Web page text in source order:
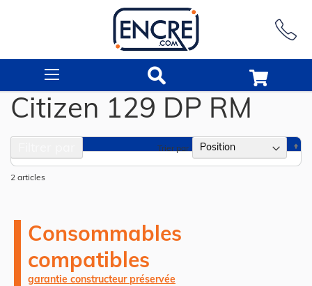
Citizen 129 DP RM
2 articles
Trier par
Consommables
compatibles
garantie constructeur préservée